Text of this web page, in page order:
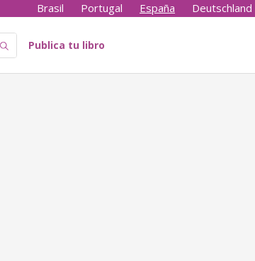
Brasil Portugal España Deutschland
Publica tu libro